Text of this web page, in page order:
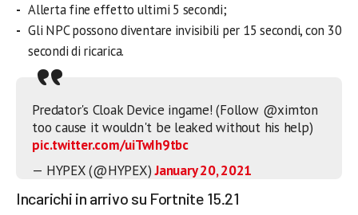
Allerta fine effetto ultimi 5 secondi;
Gli NPC possono diventare invisibili per 15 secondi, con 30
secondi di ricarica.
Predator's Cloak Device ingame! (Follow @ximton
too cause it wouldn't be leaked without his help)
pic.twitter.com/uiTwIh9tbc
— HYPEX (@HYPEX)January 20, 2021
Incarichi in arrivo su Fortnite 15.21